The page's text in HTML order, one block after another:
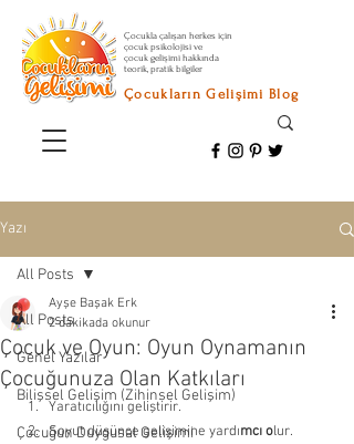
Çocukla çalışan herkes için
çocuk psikolojisi ve
çocuk gelişimi hakkında
teorik, pratik bilgiler
Çocukların Gelişimi Blog
Yazı
All Posts
Genel Yazılar
Bilişsel Gelişim (Zihinsel Gelişim)
Çocuğun Duygusal Gelişimi
All Posts
Çocuk ve Oyun: Oyun Oynamanın
Çocuğunuza Olan Katkıları
Ayşe Başak Erk
2 dakikada okunur
Yaratıcılığını geliştirir.
Soyut düşünce gelişimine yardımcı olur.